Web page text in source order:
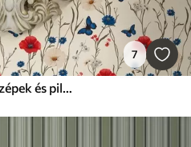
7
Falvédő Pipacsok, százszorszépek és pillangók fehér háttéren